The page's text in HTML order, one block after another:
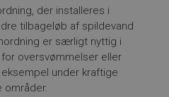
der installeres i
tilbageløb af spildevand
er særligt nyttig i
oversvømmelser eller
under kraftige
områder.